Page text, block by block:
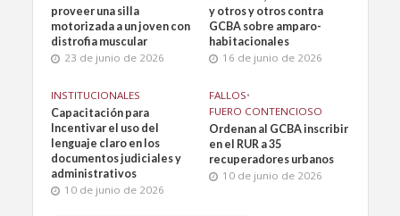
proveer una silla
motorizada a un joven con
distrofia muscular
23 de junio de 2026
y otros y otros contra
GCBA sobre amparo-
habitacionales
16 de junio de 2026
INSTITUCIONALES
Capacitación para
Incentivar el uso del
lenguaje claro en los
documentos judiciales y
administrativos
10 de junio de 2026
FALLOS•
FUERO CONTENCIOSO
Ordenan al GCBA inscribir
en el RUR a 35
recuperadores urbanos
10 de junio de 2026